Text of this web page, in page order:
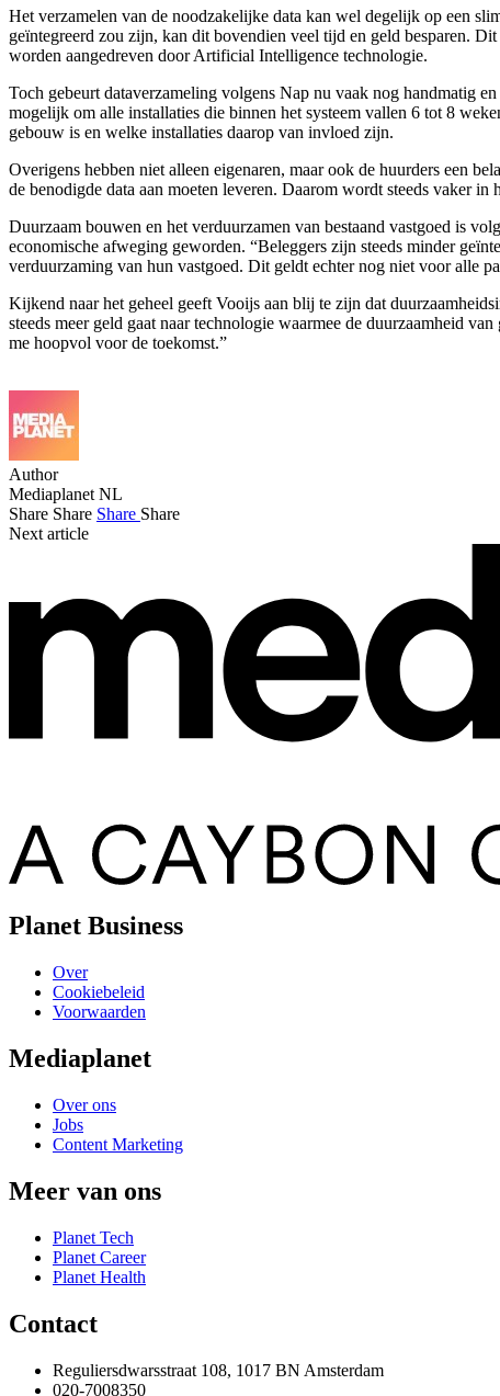
Het verzamelen van de noodzakelijke data kan wel degelijk op een
geïntegreerd zou zijn, kan dit bovendien veel tijd en geld besparen.
worden aangedreven door Artificial Intelligence technologie.
Toch gebeurt dataverzameling volgens Nap nu vaak nog handmatig
mogelijk om alle installaties die binnen het systeem vallen 6 tot 8
gebouw is en welke installaties daarop van invloed zijn.
Overigens hebben niet alleen eigenaren, maar ook de huurders een
de benodigde data aan moeten leveren. Daarom wordt steeds vaker
Duurzaam bouwen en het verduurzamen van bestaand vastgoed is
economische afweging geworden. “Beleggers zijn steeds minder
verduurzaming van hun vastgoed. Dit geldt echter nog niet voor alle
Kijkend naar het geheel geeft Vooijs aan blij te zijn dat
steeds meer geld gaat naar technologie waarmee de duurzaamheid
me hoopvol voor de toekomst.”
Author
Mediaplanet NL
Share Share Share Share
Next article
Planet Business
Over
Cookiebeleid
Voorwaarden
Mediaplanet
Over ons
Jobs
Content Marketing
Meer van ons
Planet Tech
Planet Career
Planet Health
Contact
Reguliersdwarsstraat 108, 1017 BN Amsterdam
020-7008350